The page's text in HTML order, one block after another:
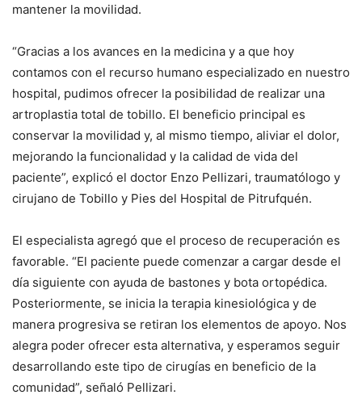
mantener la movilidad.
“Gracias a los avances en la medicina y a que hoy
contamos con el recurso humano especializado en nuestro
hospital, pudimos ofrecer la posibilidad de realizar una
artroplastia total de tobillo. El beneficio principal es
conservar la movilidad y, al mismo tiempo, aliviar el dolor,
mejorando la funcionalidad y la calidad de vida del
paciente”, explicó el doctor Enzo Pellizari, traumatólogo y
cirujano de Tobillo y Pies del Hospital de Pitrufquén.
El especialista agregó que el proceso de recuperación es
favorable. “El paciente puede comenzar a cargar desde el
día siguiente con ayuda de bastones y bota ortopédica.
Posteriormente, se inicia la terapia kinesiológica y de
manera progresiva se retiran los elementos de apoyo. Nos
alegra poder ofrecer esta alternativa, y esperamos seguir
desarrollando este tipo de cirugías en beneficio de la
comunidad”, señaló Pellizari.